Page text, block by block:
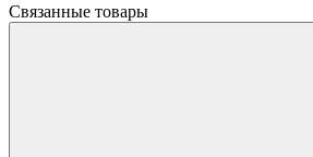
Связанные товары